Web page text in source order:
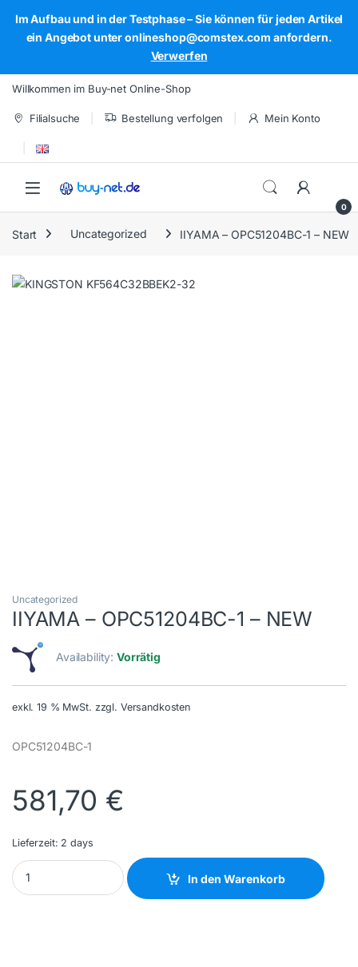
Im Aufbau und in der Testphase – Sie können für jeden Artikel
ein Angebot unter onlineshop@comstex.com anfordern.
Verwerfen
Skip to navigation
Skip to content
Willkommen im Buy-net Online-Shop
Filialsuche Bestellung verfolgen Mein Konto
Open
0
Start Uncategorized IIYAMA – OPC51204BC-1 – NEW
Uncategorized
IIYAMA – OPC51204BC-1 – NEW
Availability:Vorrätig
exkl. 19 % MwSt. zzgl. Versandkosten
OPC51204BC-1
581,70 €
Lieferzeit: 2 days
IIYAMA - OPC51204BC-1 - NEW quantity
In den Warenkorb